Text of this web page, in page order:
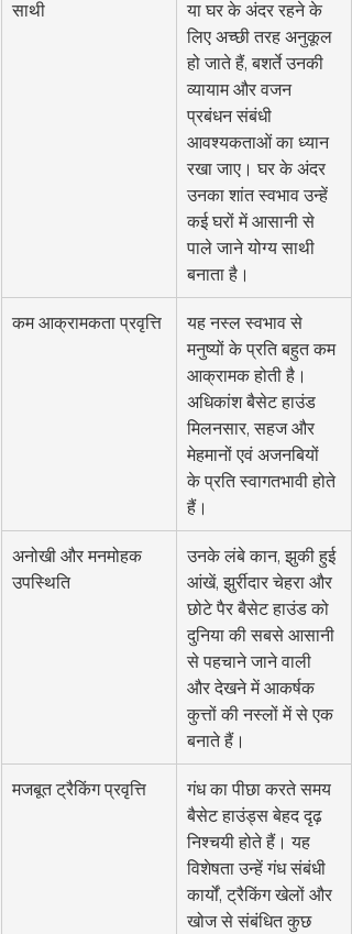
साथी
या घर के अंदर रहने के
लिए अच्छी तरह अनुकूल
हो जाते हैं, बशर्ते उनकी
व्यायाम और वजन
प्रबंधन संबंधी
आवश्यकताओं का ध्यान
रखा जाए। घर के अंदर
उनका शांत स्वभाव उन्हें
कई घरों में आसानी से
पाले जाने योग्य साथी
बनाता है।
कम आक्रामकता प्रवृत्ति
यह नस्ल स्वभाव से
मनुष्यों के प्रति बहुत कम
आक्रामक होती है।
अधिकांश बैसेट हाउंड
मिलनसार, सहज और
मेहमानों एवं अजनबियों
के प्रति स्वागतभावी होते
हैं।
अनोखी और मनमोहक
उपस्थिति
उनके लंबे कान, झुकी हुई
आंखें, झुर्रीदार चेहरा और
छोटे पैर बैसेट हाउंड को
दुनिया की सबसे आसानी
से पहचाने जाने वाली
और देखने में आकर्षक
कुत्तों की नस्लों में से एक
बनाते हैं।
मजबूत ट्रैकिंग प्रवृत्ति
गंध का पीछा करते समय
बैसेट हाउंड्स बेहद दृढ़
निश्चयी होते हैं। यह
विशेषता उन्हें गंध संबंधी
कार्यों, ट्रैकिंग खेलों और
खोज से संबंधित कुछ